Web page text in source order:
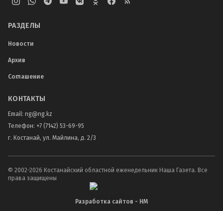
РАЗДЕЛЫ
Новости
Архив
Соглашение
КОНТАКТЫ
Email: ng@ng.kz
Телефон: +7 (7142) 53-69-95
г. Костанай, ул. Майлина, д. 2/3
© 2002-2026 Костанайский областной еженедельник Наша Газета. Все
права защищены
Разработка сайтов - НМ